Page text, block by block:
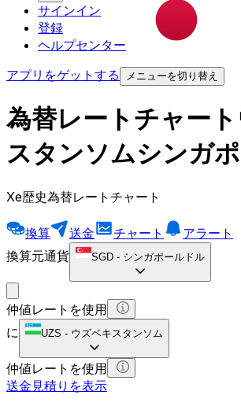
サインイン
登録
ヘルプセンター
アプリをゲットする
メニューを切り替え
為替レートチャー
スタンソムシンガ
Xe歴史為替レートチャート
換算 送金 チャート
アラート
換算元通貨
SGD - シンガポールドル
仲値レートを使用
に
UZS - ウズベキスタンソム
仲値レートを使用
送金見積りを表示